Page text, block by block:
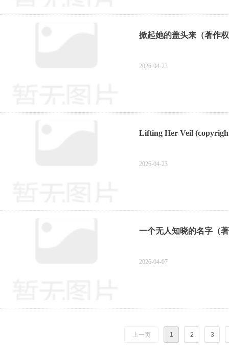
掀起她的盖头来（著作
2026-04-23
Lifting Her Veil
2026-04-23
一个无人知晓的名字（
2026-04-07
上一页 1 2 3